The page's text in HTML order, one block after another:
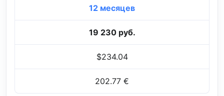
12 месяцев
19 230 руб.
$234.04
202.77 €